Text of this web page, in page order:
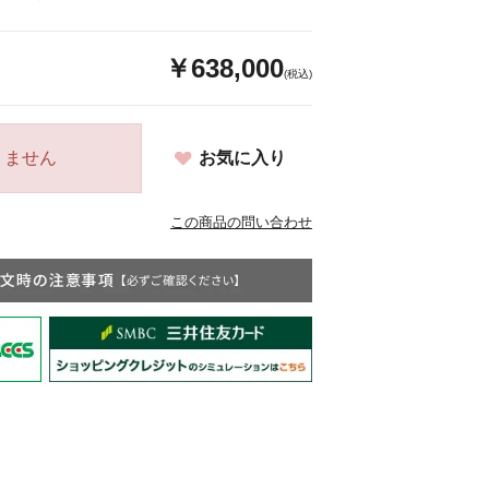
￥638,000(税込)
せん お気に入り
この商品の問い合わせ